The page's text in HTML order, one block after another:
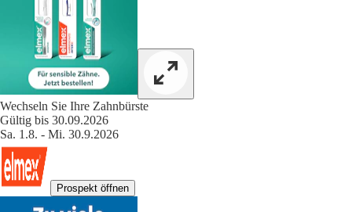
Wechseln Sie Ihre Zahnbürste
Gültig bis 30.09.2026
Sa. 1.8. - Mi. 30.9.2026
Prospekt öffnen